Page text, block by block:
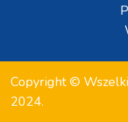
Copyright ©
2024.